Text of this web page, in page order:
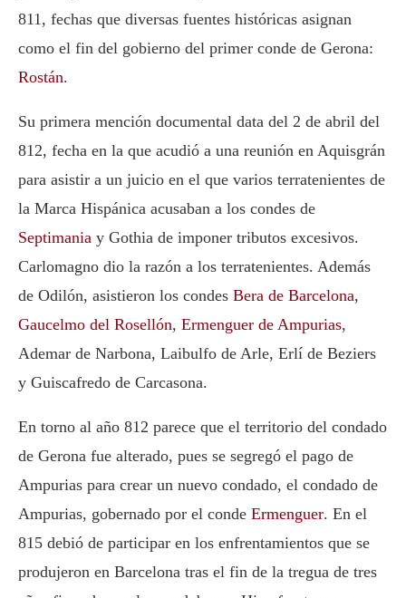
811, fechas que diversas fuentes históricas asignan
como el fin del gobierno del primer conde de Gerona:
Rostán.
Su primera mención documental data del 2 de abril del
812, fecha en la que acudió a una reunión en Aquisgrán
para asistir a un juicio en el que varios terratenientes de
la Marca Hispánica acusaban a los condes de
Septimania y Gothia de imponer tributos excesivos.
Carlomagno dio la razón a los terratenientes. Además
de Odilón, asistieron los condes Bera de Barcelona,
Gaucelmo del Rosellón, Ermenguer de Ampurias,
Ademar de Narbona, Laibulfo de Arle, Erlí de Beziers
y Guiscafredo de Carcasona.
En torno al año 812 parece que el territorio del condado
de Gerona fue alterado, pues se segregó el pago de
Ampurias para crear un nuevo condado, el condado de
Ampurias, gobernado por el conde Ermenguer. En el
815 debió de participar en los enfrentamientos que se
produjeron en Barcelona tras el fin de la tregua de tres